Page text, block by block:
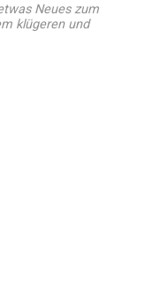
Neues zum
klügeren und